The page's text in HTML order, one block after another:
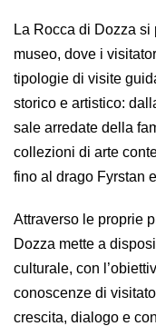
LABORATORI
NOLEGGIO SALE E
BOOKSHOP
ARCHIVIO EVENTI
INFORMAZIONE
TURISTICA
La Rocca di Dozza
museo, dove i
tipologie di visite
storico e artistico:
sale arredate della
collezioni di arte
fino al drago Fyrstan
Attraverso le proprie
Dozza mette a
culturale, con
conoscenze di
crescita, dialogo e